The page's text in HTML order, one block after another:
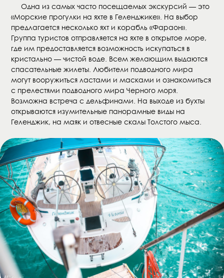
Одна из самых часто посещаемых экскурсий — это
«Морские прогулки на яхте в Геленджике». На выбор
предлагается несколько яхт и корабль «Фараон».
Группа туристов отправляется на яхте в открытое море,
где им предоставляется возможность искупаться в
кристально — чистой воде. Всем желающим выдаются
спасательные жилеты. Любители подводного мира
могут вооружиться ластами и масками и ознакомиться
с прелестями подводного мира Черного моря.
Возможна встреча с дельфинами. На выходе из бухты
открываются изумительные панорамные виды на
Геленджик, на маяк и отвесные скалы Толстого мыса.